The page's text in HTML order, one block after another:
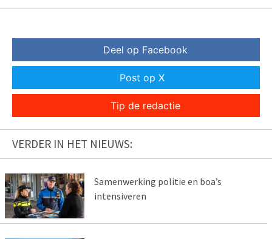
Deel op Facebook
Post op X
Tip de redactie
VERDER IN HET NIEUWS:
Samenwerking politie en boa’s
intensiveren